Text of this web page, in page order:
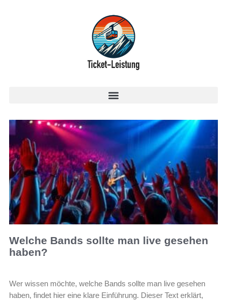
Welche Bands sollte man live gesehen
haben?
Wer wissen möchte, welche Bands sollte man live gesehen
haben, findet hier eine klare Einführung. Dieser Text erklärt,